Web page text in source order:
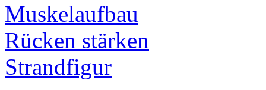
Muskelaufbau
Rücken stärken
Strandfigur